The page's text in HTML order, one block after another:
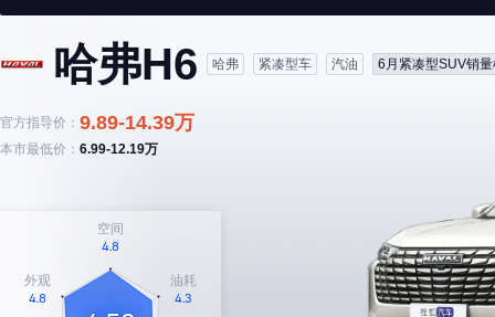
哈弗H6 哈弗 紧凑型车 汽油 6月紧凑型SUV销
官方指导价： 9.89-14.39万
本市最低价： 6.99-12.19万